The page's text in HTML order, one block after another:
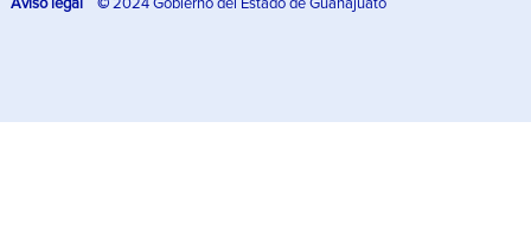
Aviso legal
©2024 Gobierno del Estado de Guanajuato